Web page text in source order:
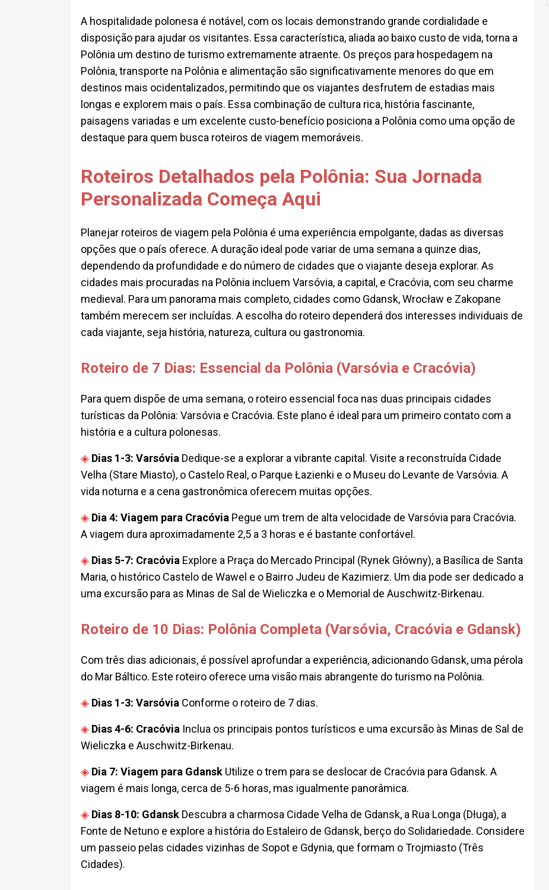
A hospitalidade polonesa é notável, com os locais demonstrando grande cordialidade e
disposição para ajudar os visitantes. Essa característica, aliada ao baixo custo de vida, torna a
Polônia um destino de turismo extremamente atraente. Os preços para hospedagem na
Polônia, transporte na Polônia e alimentação são significativamente menores do que em
destinos mais ocidentalizados, permitindo que os viajantes desfrutem de estadias mais
longas e explorem mais o país. Essa combinação de cultura rica, história fascinante,
paisagens variadas e um excelente custo-benefício posiciona a Polônia como uma opção de
destaque para quem busca roteiros de viagem memoráveis.
Roteiros Detalhados pela Polônia: Sua Jornada
Personalizada Começa Aqui
Planejar roteiros de viagem pela Polônia é uma experiência empolgante, dadas as diversas
opções que o país oferece. A duração ideal pode variar de uma semana a quinze dias,
dependendo da profundidade e do número de cidades que o viajante deseja explorar. As
cidades mais procuradas na Polônia incluem Varsóvia, a capital, e Cracóvia, com seu charme
medieval. Para um panorama mais completo, cidades como Gdansk, Wrocław e Zakopane
também merecem ser incluídas. A escolha do roteiro dependerá dos interesses individuais de
cada viajante, seja história, natureza, cultura ou gastronomia.
Roteiro de 7 Dias: Essencial da Polônia (Varsóvia e Cracóvia)
Para quem dispõe de uma semana, o roteiro essencial foca nas duas principais cidades
turísticas da Polônia: Varsóvia e Cracóvia. Este plano é ideal para um primeiro contato com a
história e a cultura polonesas.
Dias 1-3: Varsóvia Dedique-se a explorar a vibrante capital. Visite a reconstruída Cidade
Velha (Stare Miasto), o Castelo Real, o Parque Łazienki e o Museu do Levante de Varsóvia. A
vida noturna e a cena gastronômica oferecem muitas opções.
Dia 4: Viagem para Cracóvia Pegue um trem de alta velocidade de Varsóvia para Cracóvia.
A viagem dura aproximadamente 2,5 a 3 horas e é bastante confortável.
Dias 5-7: Cracóvia Explore a Praça do Mercado Principal (Rynek Główny), a Basílica de Santa
Maria, o histórico Castelo de Wawel e o Bairro Judeu de Kazimierz. Um dia pode ser dedicado a
uma excursão para as Minas de Sal de Wieliczka e o Memorial de Auschwitz-Birkenau.
Roteiro de 10 Dias: Polônia Completa (Varsóvia, Cracóvia e Gdansk)
Com três dias adicionais, é possível aprofundar a experiência, adicionando Gdansk, uma pérola
do Mar Báltico. Este roteiro oferece uma visão mais abrangente do turismo na Polônia.
Dias 1-3: Varsóvia Conforme o roteiro de 7 dias.
Dias 4-6: Cracóvia Inclua os principais pontos turísticos e uma excursão às Minas de Sal de
Wieliczka e Auschwitz-Birkenau.
Dia 7: Viagem para Gdansk Utilize o trem para se deslocar de Cracóvia para Gdansk. A
viagem é mais longa, cerca de 5-6 horas, mas igualmente panorâmica.
Dias 8-10: Gdansk Descubra a charmosa Cidade Velha de Gdansk, a Rua Longa (Długa), a
Fonte de Netuno e explore a história do Estaleiro de Gdansk, berço do Solidariedade. Considere
um passeio pelas cidades vizinhas de Sopot e Gdynia, que formam o Trojmiasto (Três
Cidades).